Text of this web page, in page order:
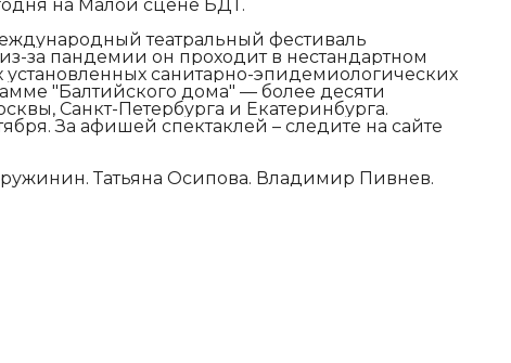
на Малой сцене БДТ.
театральный фестиваль
за пандемии он проходит в нестандартном
санитарно-эпидемиологических
"Балтийского дома" — более десяти
Санкт-Петербурга и Екатеринбурга.
За афишей спектаклей – следите на сайте
Татьяна Осипова. Владимир Пивнев.